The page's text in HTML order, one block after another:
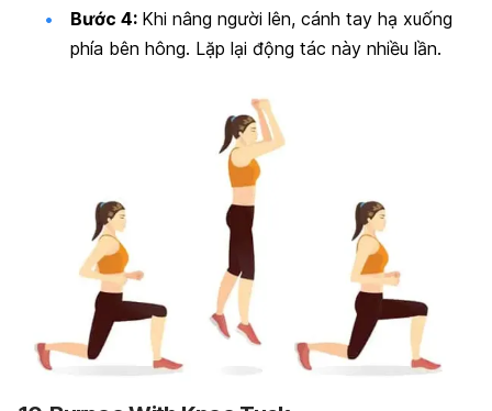
Bước 4: Khi nâng người lên, cánh tay hạ xuống
phía bên hông. Lặp lại động tác này nhiều lần.